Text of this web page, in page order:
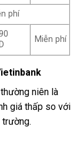
phí
Miễn phí
niên là
giá thấp so với